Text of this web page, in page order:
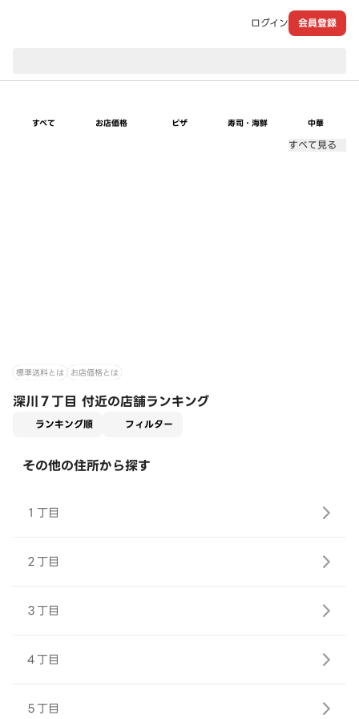
ログイン 会員登録
すべて お店価格 ピザ 寿司・海鮮 中華
すべて見る
標準送料とは お店価格とは
深川７丁目 付近の店舗ランキング
ランキング順 フィルター
その他の住所から探す
１丁目
２丁目
３丁目
４丁目
５丁目